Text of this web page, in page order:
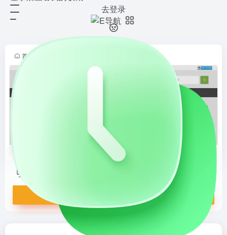
去登录
首页
专注于音乐和视频资源搜索的平台，
提供音乐、MV、电影等多种媒体资
作方便，适合音乐和视频爱好者快